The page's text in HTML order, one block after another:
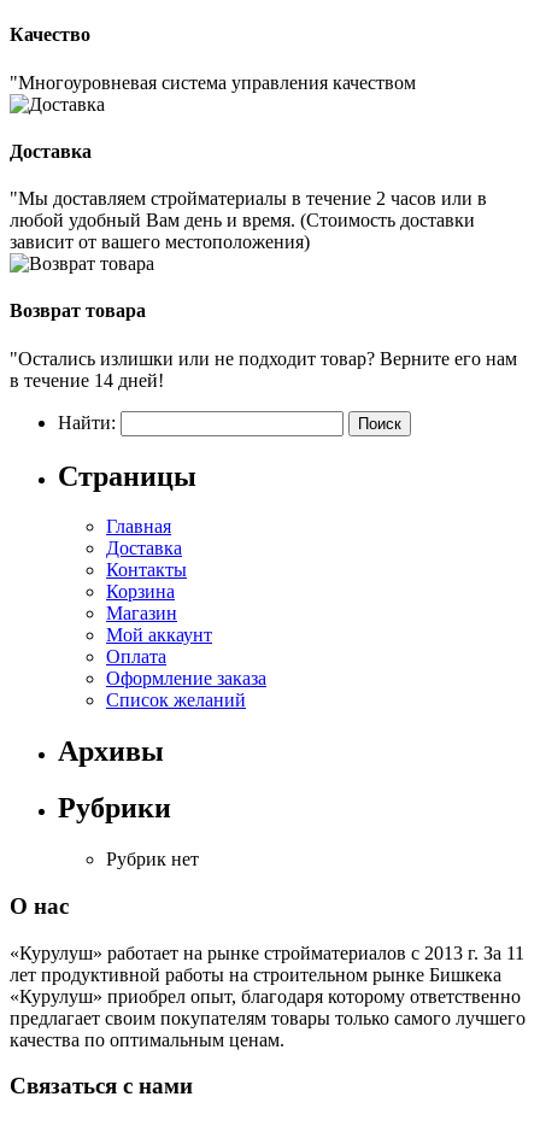
Качество
"Многоуровневая система управления качеством
Доставка
"Мы доставляем стройматериалы в течение 2 часов или в
любой удобный Вам день и время. (Стоимость доставки
зависит от вашего местоположения)
Возврат товара
"Остались излишки или не подходит товар? Верните его нам
в течение 14 дней!
Найти:
Страницы
Главная
Доставка
Контакты
Корзина
Магазин
Мой аккаунт
Оплата
Оформление заказа
Список желаний
Архивы
Рубрики
Рубрик нет
О нас
«Курулуш» работает на рынке стройматериалов с 2013 г. За 11
лет продуктивной работы на строительном рынке Бишкека
«Курулуш» приобрел опыт, благодаря которому ответственно
предлагает своим покупателям товары только самого лучшего
качества по оптимальным ценам.
Связаться с нами